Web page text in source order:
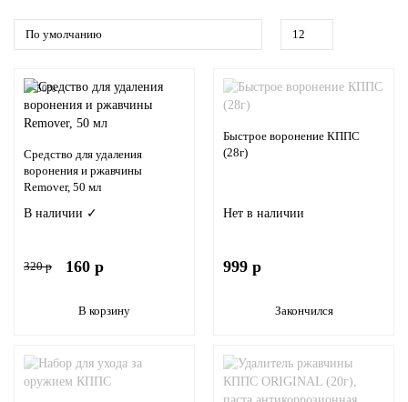
-50%
Средство для удаления
воронения и ржавчины
Remover, 50 мл
В наличии ✓
320 р 160 р
В корзину
Быстрое воронение КППС
(28г)
Нет в наличии
999 р
Закончился